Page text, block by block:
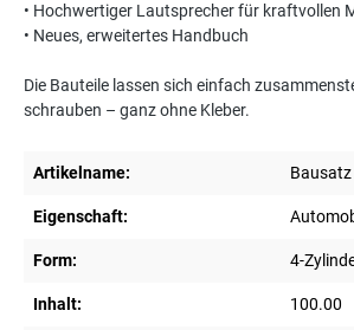
• Hochwertiger Lautsprecher für kraftvollen
• Neues, erweitertes Handbuch
Die Bauteile lassen sich einfach
schrauben – ganz ohne Kleber.
Artikelname: Bausatz
Eigenschaft:
Form: 4-
Inhalt: 100.00